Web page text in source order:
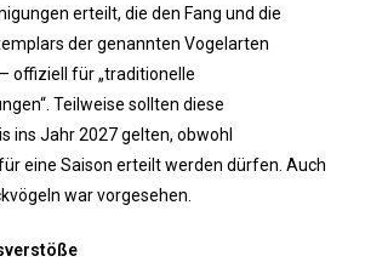
erteilt, die den Fang und die
der genannten Vogelarten
offiziell für „traditionelle
Teilweise sollten diese
ins Jahr 2027 gelten, obwohl
eine Saison erteilt werden dürfen. Auch
war vorgesehen.